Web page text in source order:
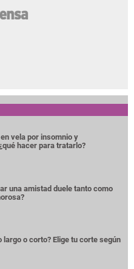
vela por insomnio y
hacer para tratarlo?
una amistad duele tanto como
largo o corto? Elige tu corte según